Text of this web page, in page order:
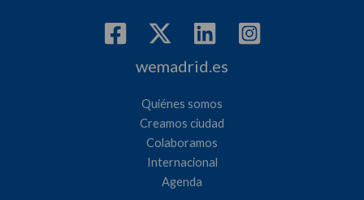
wemadrid.es
Quiénes somos
Creamos ciudad
Colaboramos
Internacional
Agenda